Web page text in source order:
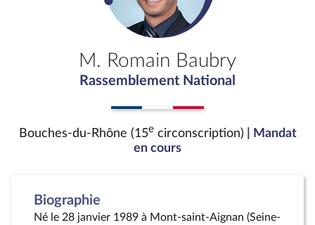
M. Romain Baubry
Rassemblement National
Bouches-du-Rhône (15ecirconscription)
| Mandat
en cours
Biographie
Né le 28 janvier 1989 à Mont-saint-Aignan (Seine-